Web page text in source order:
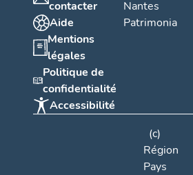
contacter
Aide
Mentions
légales
Politique de
confidentialité
Accessibilité
Nantes
Patrimonia
(c)
Région
Pays